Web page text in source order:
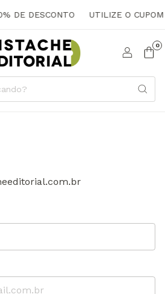
DE DESCONTO UTILIZE O CUPOM
0